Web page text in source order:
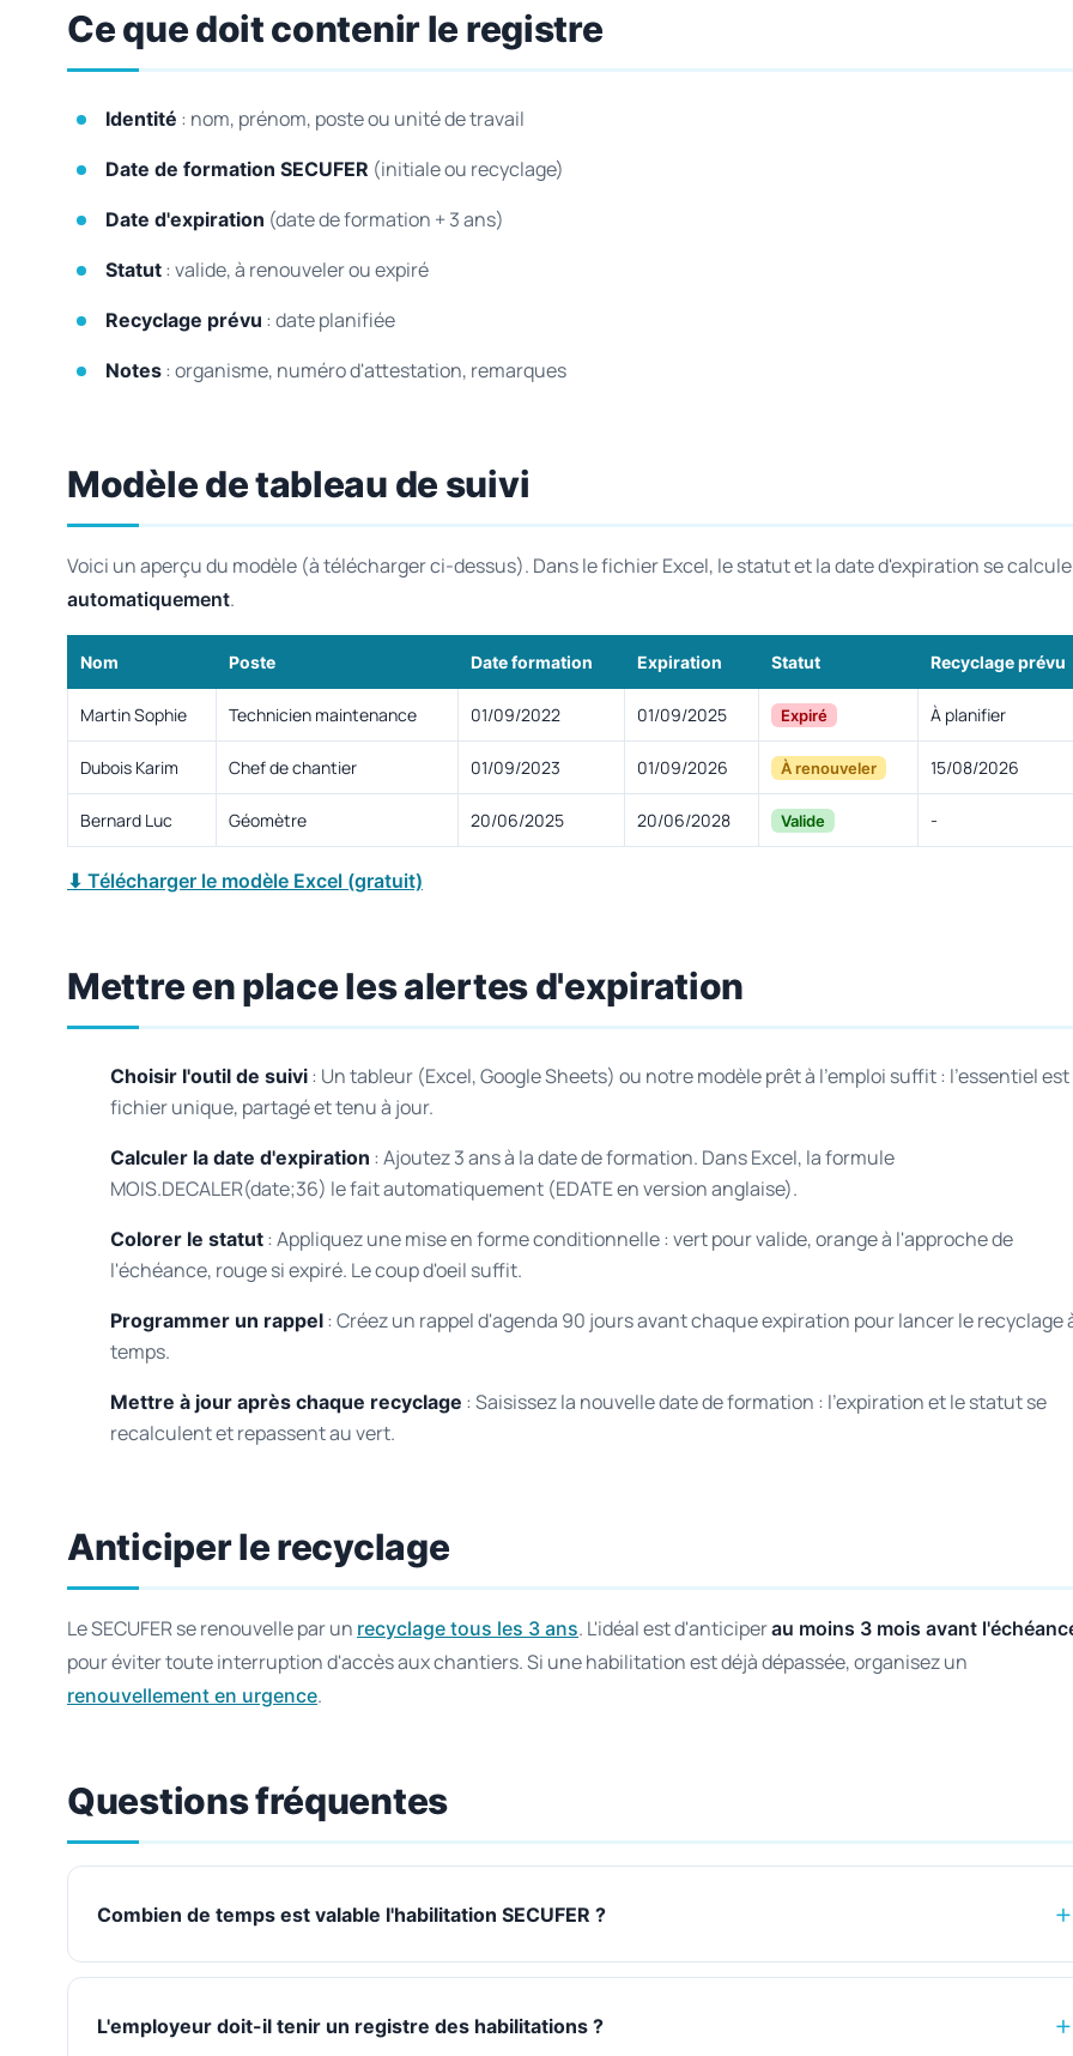
Ce que doit contenir le registre
Identité : nom, prénom, poste ou unité de travail
Date de formation SECUFER (initiale ou recyclage)
Date d'expiration (date de formation + 3 ans)
Statut : valide, à renouveler ou expiré
Recyclage prévu : date planifiée
Notes : organisme, numéro d'attestation, remarques
Modèle de tableau de suivi
Voici un aperçu du modèle (à télécharger ci-dessus). Dans le fichier Excel, le statut et la date d'expiration se
automatiquement.
Nom Poste Date formation Expiration Statut Recyclage prévu
Martin Sophie Technicien maintenance 01/09/2022 01/09/2025 Expiré À planifier
Dubois Karim Chef de chantier 01/09/2023 01/09/2026 À renouveler 15/08/2026
Bernard Luc Géomètre 20/06/2025 20/06/2028 Valide -
⬇ Télécharger le modèle Excel (gratuit)
Mettre en place les alertes d'expiration
Choisir l'outil de suivi : Un tableur (Excel, Google Sheets) ou notre modèle prêt à l'emploi suffit : l'essentiel
fichier unique, partagé et tenu à jour.
Calculer la date d'expiration : Ajoutez 3 ans à la date de formation. Dans Excel, la formule
MOIS.DECALER(date;36) le fait automatiquement (EDATE en version anglaise).
Colorer le statut : Appliquez une mise en forme conditionnelle : vert pour valide, orange à l'approche de
l'échéance, rouge si expiré. Le coup d'oeil suffit.
Programmer un rappel : Créez un rappel d'agenda 90 jours avant chaque expiration pour lancer le recyclage
temps.
Mettre à jour après chaque recyclage : Saisissez la nouvelle date de formation : l'expiration et le statut se
recalculent et repassent au vert.
Anticiper le recyclage
Le SECUFER se renouvelle par un recyclage tous les 3 ans. L'idéal est d'anticiperau moins 3 mois avant
pour éviter toute interruption d'accès aux chantiers. Si une habilitation est déjà dépassée, organisez un
renouvellement en urgence.
Questions fréquentes
Combien de temps est valable l'habilitation SECUFER ?
L'employeur doit-il tenir un registre des habilitations ?